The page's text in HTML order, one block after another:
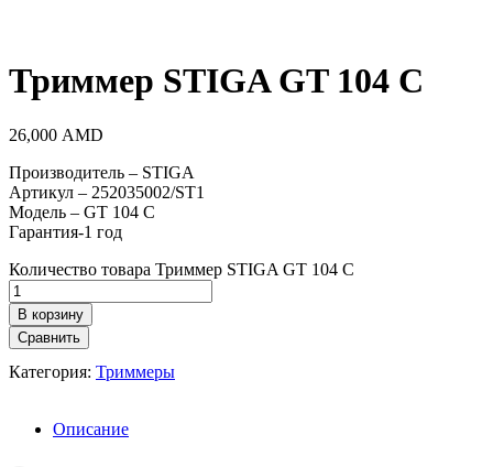
Триммер STIGA GT 104 C
26,000 AMD
Производитель – STIGA
Артикул – 252035002/ST1
Модель – GT 104 C
Гарантия-1 год
Количество товара Триммер STIGA GT 104 C
В корзину
Сравнить
Категория: Триммеры
Описание